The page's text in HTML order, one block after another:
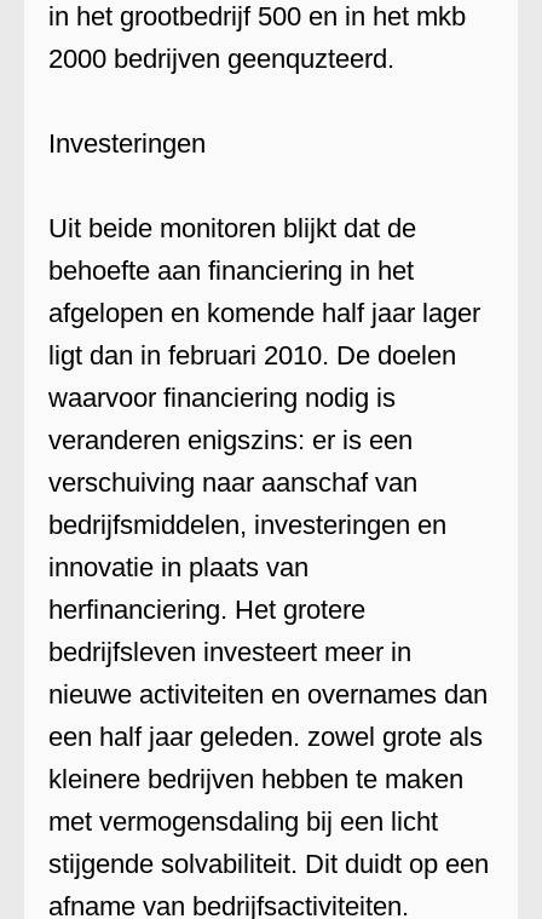
in het grootbedrijf 500 en in het mkb
2000 bedrijven geenquzteerd.
Investeringen
Uit beide monitoren blijkt dat de
behoefte aan financiering in het
afgelopen en komende half jaar lager
ligt dan in februari 2010. De doelen
waarvoor financiering nodig is
veranderen enigszins: er is een
verschuiving naar aanschaf van
bedrijfsmiddelen, investeringen en
innovatie in plaats van
herfinanciering. Het grotere
bedrijfsleven investeert meer in
nieuwe activiteiten en overnames dan
een half jaar geleden. zowel grote als
kleinere bedrijven hebben te maken
met vermogensdaling bij een licht
stijgende solvabiliteit. Dit duidt op een
afname van bedrijfsactiviteiten.